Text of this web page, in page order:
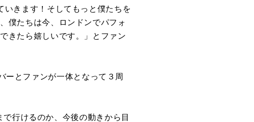
いきます！そしてもっと僕たちを
僕たちは今、ロンドンでパフォ
きたら嬉しいです。」とファン
ーとファンが一体となって３周
行けるのか、今後の動きから目